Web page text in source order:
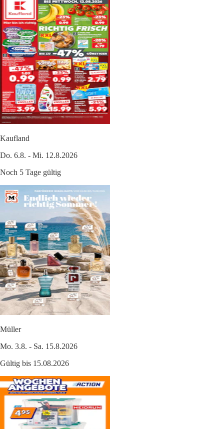
Kaufland
Do. 6.8. - Mi. 12.8.2026
Noch 5 Tage gültig
Müller
Mo. 3.8. - Sa. 15.8.2026
Gültig bis 15.08.2026